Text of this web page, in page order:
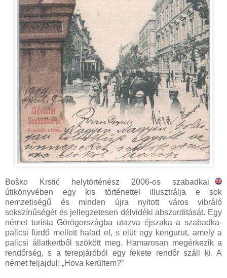
Boško Krstić helytörténész 2006-os szabadkai
útikönyvében egy kis történettel illusztrálja e sok
nemzetiségű és minden újra nyitott város vibráló
sokszínűségét és jellegzetesen délvidéki abszurditását. Egy
német turista Görögországba utazva éjszaka a szabadka-
palicsi fürdő mellett halad el, s elüt egy kengurut, amely a
palicsi állatkertből szökött meg. Hamarosan megérkezik a
rendőrség, s a terepjáróból egy fekete rendőr száll ki. A
német feljajdul: „Hova kerültem?”